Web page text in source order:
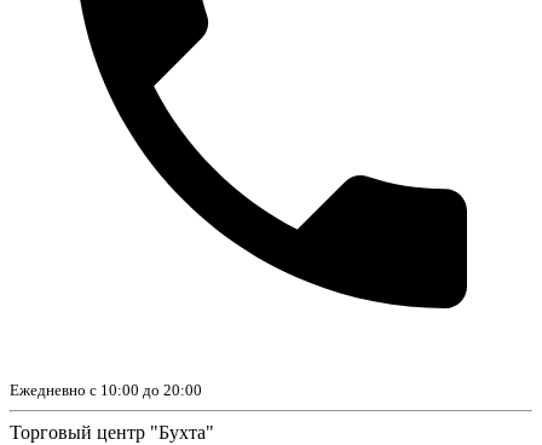
Ежедневно с 10:00 до 20:00
Торговый центр "Бухта"